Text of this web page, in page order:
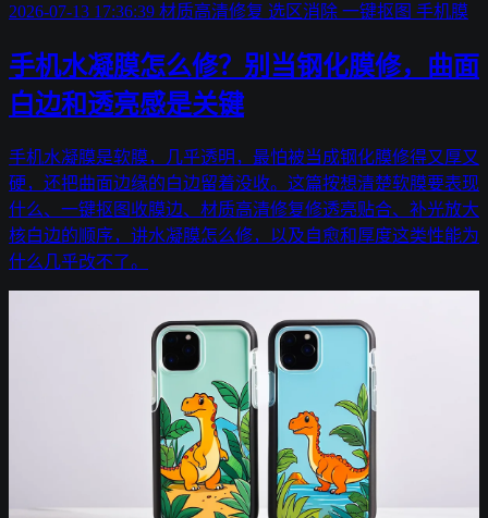
2026-07-13 17:36:39 材质高清修复 选区消除 一键抠图 手机膜
手机水凝膜怎么修？别当钢化膜修，曲面
白边和透亮感是关键
手机水凝膜是软膜，几乎透明，最怕被当成钢化膜修得又厚又
硬，还把曲面边缘的白边留着没收。这篇按想清楚软膜要表现
什么、一键抠图收膜边、材质高清修复修透亮贴合、补光放大
核白边的顺序，讲水凝膜怎么修，以及自愈和厚度这类性能为
什么几乎改不了。